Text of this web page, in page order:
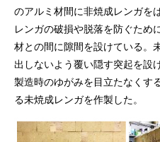
のアルミ材間に非焼成レンガを
レンガの破損や脱落を防ぐため
材との間に隙間を設けている。
出しないよう覆い隠す突起を設
製造時のゆがみを目立たなくす
る未焼成レンガを作製した。